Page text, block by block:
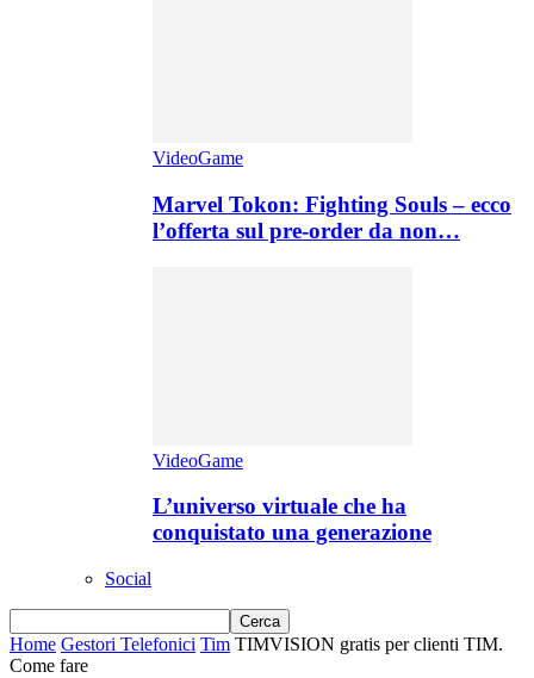
VideoGame
Marvel Tokon: Fighting Souls – ecco
l’offerta sul pre-order da non…
VideoGame
L’universo virtuale che ha
conquistato una generazione
Social
Home Gestori Telefonici Tim TIMVISION gratis per clienti TIM.
Come fare